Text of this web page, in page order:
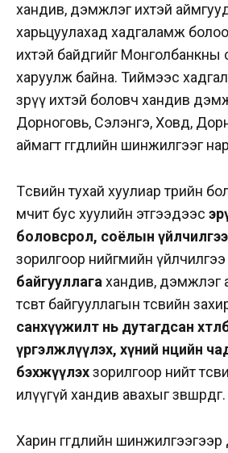
хандив, дэмжлэг ихтэй
харьцуулахад хадгаламж
ихтэй байдгийг Монголбанкны
харуулж байна. Тиймээс
зөрүү ихтэй боловч хандив
Дорноговь, Сэлэнгэ, Ховд,
аймагт өгөгдлийн шинжилгээг
Төсвийн тухай хуулиар төрийн
өмчит бус хуулийн этгээдээс
боловсрол, соёлын үйлчилгээ
зорилгоор нийгмийн
байгууллагахандив, дэмжлэг
төсөвт байгууллагын төсвийн
санхүүжилт нь дутагдсан
үргэлжлүүлэх, хүний нөөцийн
бэхжүүлэхзорилгоор нийт
илүүгүй хандив авахыг зөвшөөрдөг.
Харин өгөгдлийн